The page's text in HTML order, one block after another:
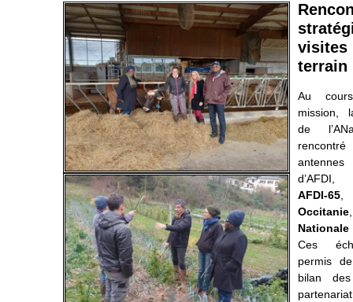
terrain
Au
mission,
de
d’AFDI,
AFDI-65
Occitanie
Nationale
Ces
permis
bilan